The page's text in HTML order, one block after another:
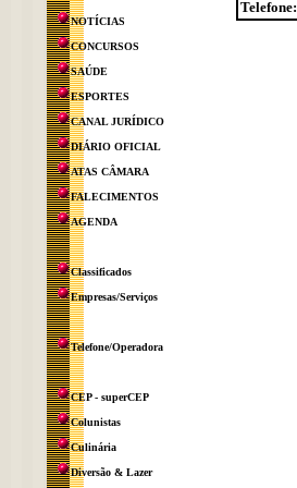
NOTÍCIAS
CONCURSOS
SAÚDE
ESPORTES
CANAL JURÍDICO
DIÁRIO OFICIAL
ATAS CÂMARA
FALECIMENTOS
AGENDA
Classificados
Empresas/Serviços
Telefone/Operadora
CEP - superCEP
Colunistas
Culinária
Diversão & Lazer
Telefone: